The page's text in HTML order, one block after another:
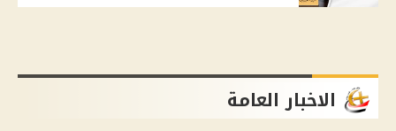
الاخبار العامة